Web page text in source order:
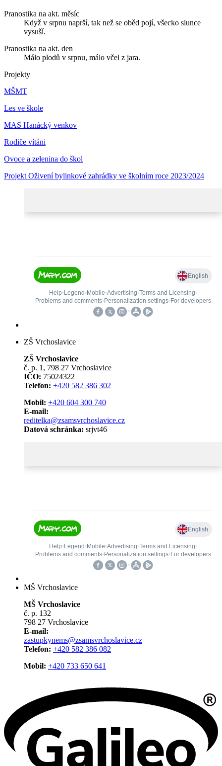
Pranostika na akt. měsíc
Když v srpnu naprší, tak než se oběd pojí, všecko slunce
vysuší.
Pranostika na akt. den
Málo plodů v srpnu, málo včel z jara.
Projekty
MŠMT
Les ve škole
MAS Hanácký venkov
Rodiče vítáni
Ovoce a zelenina do škol
Projekt Oživení bylinkové zahrádky ve školním roce 2023/2024
ZŠ Vrchoslavice
ZŠ Vrchoslavice
č. p. 1, 798 27 Vrchoslavice
IČO: 75024322
Telefon: +420 582 386 302
Mobil: +420 604 300 740
E-mail:
reditelka@zsamsvrchoslavice.cz
Datová schránka: srjvt46
MŠ Vrchoslavice
MŠ Vrchoslavice
č. p. 132
798 27 Vrchoslavice
E-mail:
zastupkynems@zsamsvrchoslavice.cz
Telefon: +420 582 386 082
Mobil: +420 733 650 641